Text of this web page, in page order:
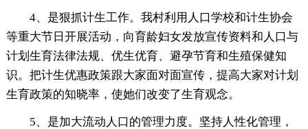
4、是狠抓计生工作。我村利用人口学校和计生协会
等重大节日开展活动，向育龄妇女发放宣传资料和人口与
计划生育法律法规、优生优育、避孕节育和生殖保健知
识。把计生优惠政策跟大家面对面宣传，提高大家对计划
生育政策的知晓率，使她们改变了生育观念。
5、是加大流动人口的管理力度。坚持人性化管理，